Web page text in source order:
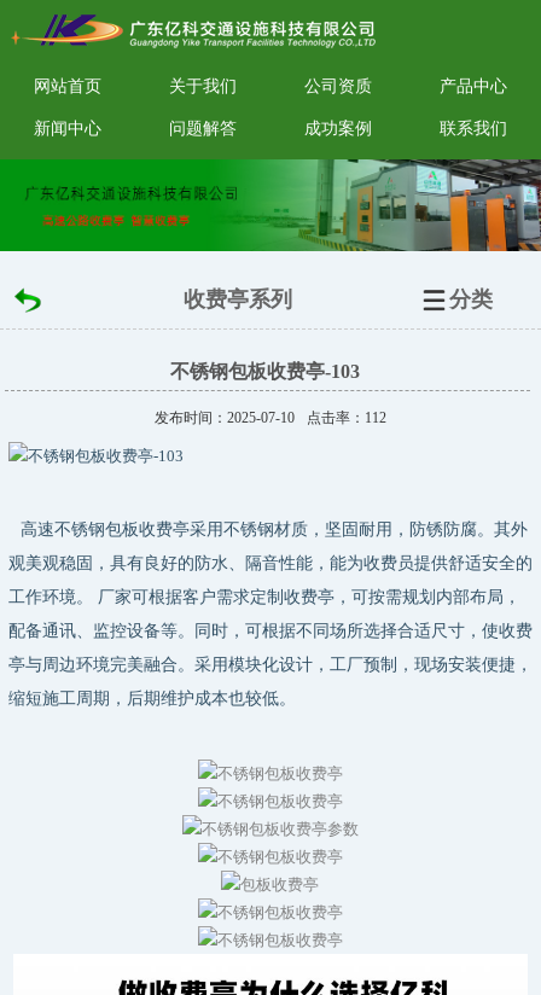
网站首页 关于我们 公司资质 产品中心
新闻中心 问题解答 成功案例 联系我们
收费亭系列 分类
不锈钢包板收费亭-103
发布时间：2025-07-10 点击率： 112
高速不锈钢包板收费亭采用不锈钢材质，坚固耐用，防锈防腐。其外
观美观稳固，具有良好的防水、隔音性能，能为收费员提供舒适安全的
工作环境。 厂家可根据客户需求定制收费亭，可按需规划内部布局，
配备通讯、监控设备等。同时，可根据不同场所选择合适尺寸，使收费
亭与周边环境完美融合。采用模块化设计，工厂预制，现场安装便捷，
缩短施工周期，后期维护成本也较低。